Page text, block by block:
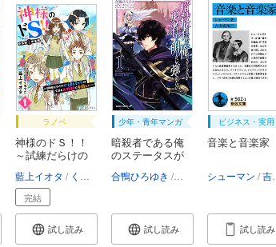
ラノベ
神様のドＳ！！
～試練だらけの
藍上イオタ くろでこ
完結
試し読み
少年・青年マンガ
暗殺者である俺
のステータスが
合鴨ひろゆき 赤井まつり 東西
試し読み
ビジネス・実用
音楽と音楽家
シューマン 吉田秀和
試し読み